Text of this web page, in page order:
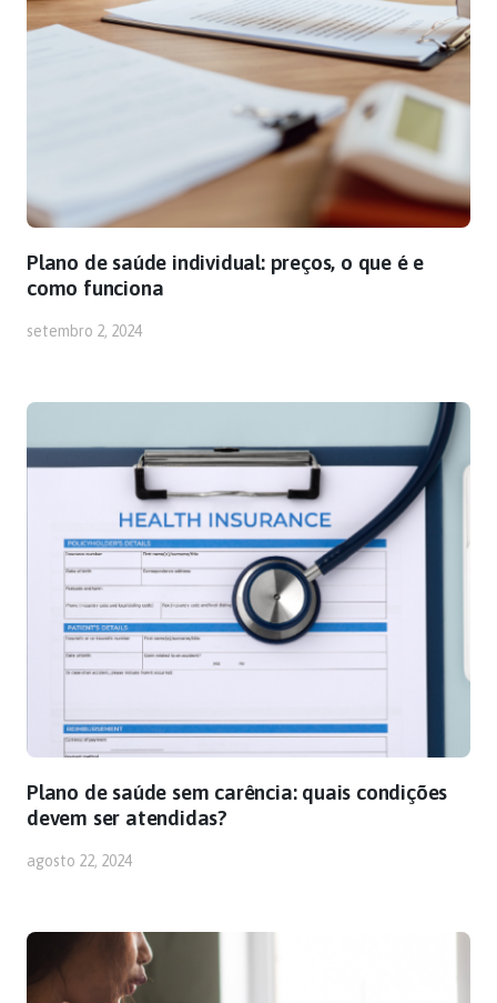
Plano de saúde individual: preços, o que é e
como funciona
setembro 2, 2024
Plano de saúde sem carência: quais condições
devem ser atendidas?
agosto 22, 2024